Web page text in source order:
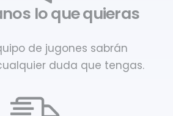
lo que quieras
de jugones sabrán
duda que tengas.